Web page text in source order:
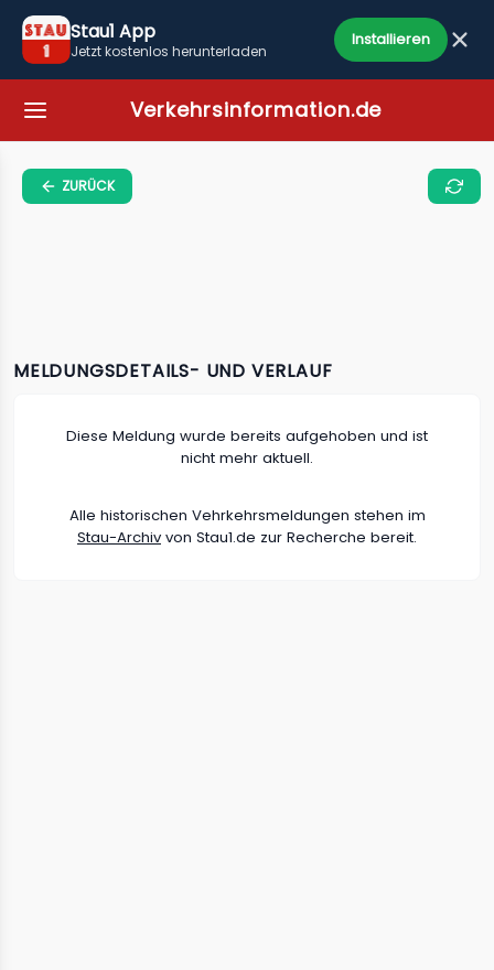
Stau1 App
Jetzt kostenlos herunterladen
Installieren
Verkehrsinformation.de
ZURÜCK
MELDUNGSDETAILS- UND VERLAUF
Diese Meldung wurde bereits aufgehoben und ist
nicht mehr aktuell.
Alle historischen Vehrkehrsmeldungen stehen im
Stau-Archiv von Stau1.de zur Recherche bereit.